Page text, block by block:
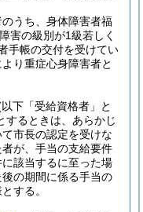
うち、身体障害者福
害の級別が1級若しく
手帳の交付を受けてい
り重症心身障害者と
下「受給資格者」と
するときは、あらかじ
市長の認定を受けな
が、手当の支給要件
該当するに至った場
の期間に係る手当の
する。